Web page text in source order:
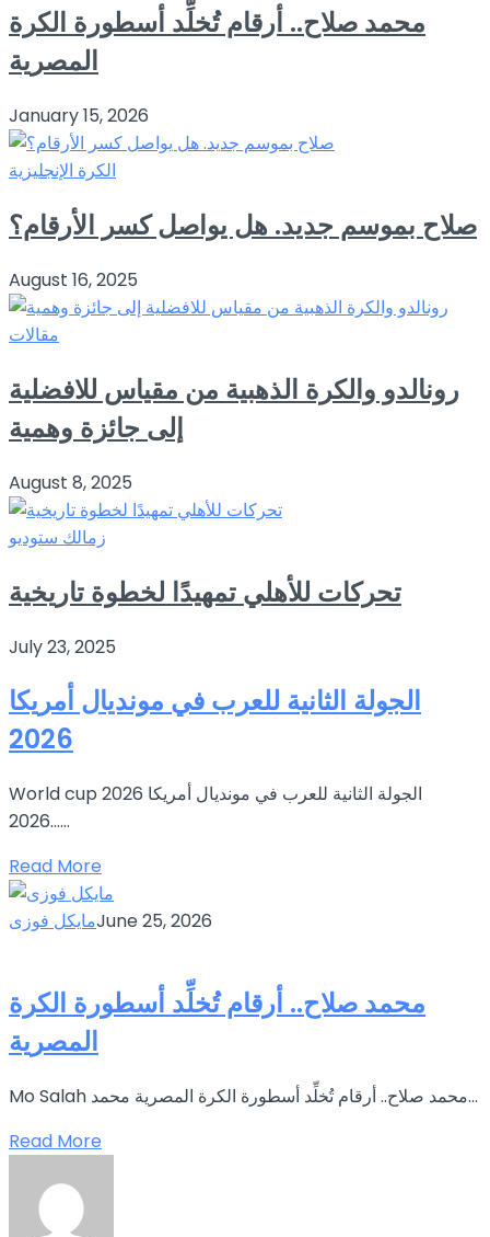
محمد صلاح.. أرقام تُخلِّد أسطورة الكرة
المصرية
January 15, 2026
الكرة الإنجليزية
صلاح بموسم جديد. هل يواصل كسر الأرقام؟
August 16, 2025
مقالات
رونالدو والكرة الذهبية من مقياس للافضلية
إلى جائزة وهمية
August 8, 2025
زمالك ستوديو
تحركات للأهلي تمهيدًا لخطوة تاريخية
July 23, 2025
الجولة الثانية للعرب في مونديال أمريكا
2026
World cup 2026 الجولة الثانية للعرب في مونديال أمريكا
2026…...
Read More
مايكل فوزىJune 25, 2026
محمد صلاح.. أرقام تُخلِّد أسطورة الكرة
المصرية
Mo Salah محمد صلاح.. أرقام تُخلِّد أسطورة الكرة المصرية محمد...
Read More